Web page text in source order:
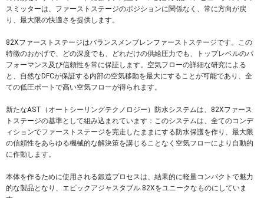
スミッターは、ファーストステージのポジションに関係なく、常に方向が戻
り、最大限の快適さを提供します。
82Xファーストステージはバランスメンブレンファーストステージです。この
特徴のおかげで、どの深度でも、どれだけの供給圧力でも、トップレベルのパ
フォーマンス及び信頼性を常に保証します。空気フローの詳細な研究による
と、自然なDFCが保証する内部の空気移動を最大にすることが可能であり、全
ての低圧ポートで高い空気フローが得られます。
新たなAST（オートシーリングテクノロジー）防水システムは、82Xファース
トステージの基準として組み込まれています：このシステムは、全てのコンデ
ィションでファーストステージを完走したままにする防水保護を作り、最大限
の信頼性をあらゆる機械的な解決策を講じることなく空気フローにより自動的
に作動します。
本体を作るために使用される鍛造プロセスは、結果的に軽量コンパクトで魅力
的な製品となり、エピックアジャスタブル 82Xをユニークなものにしていま